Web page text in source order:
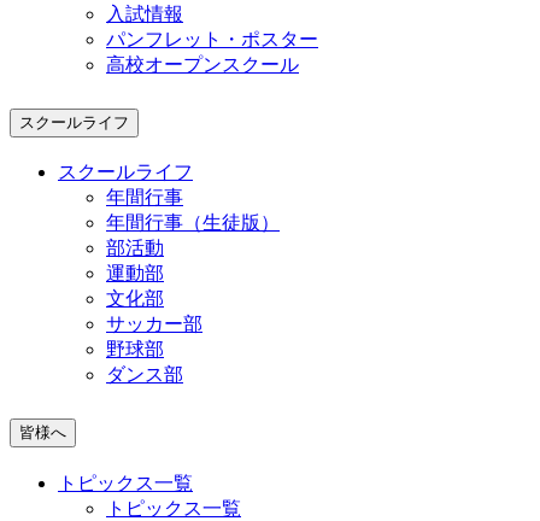
入試情報
パンフレット・ポスター
高校オープンスクール
スクールライフ
スクールライフ
年間行事
年間行事（生徒版）
部活動
運動部
文化部
サッカー部
野球部
ダンス部
皆様へ
トピックス一覧
トピックス一覧